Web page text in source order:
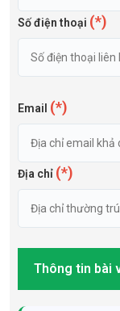
Số điện thoại (*)
Email (*)
Địa chỉ (*)
Thông tin bài